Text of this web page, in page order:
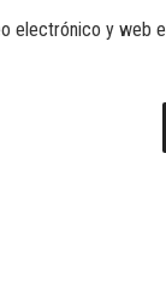
electrónico y web